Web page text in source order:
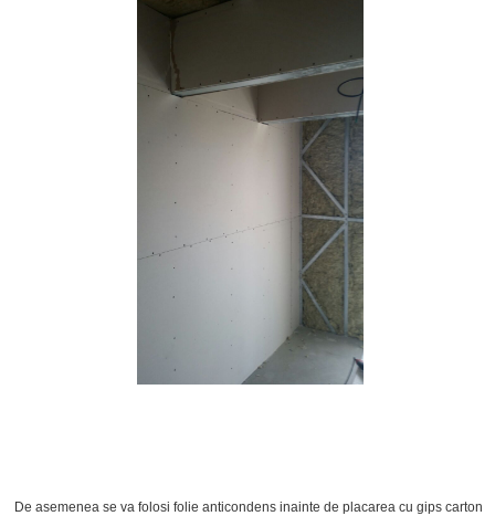
De asemenea se va folosi folie anticondens inainte de placarea cu gips carton